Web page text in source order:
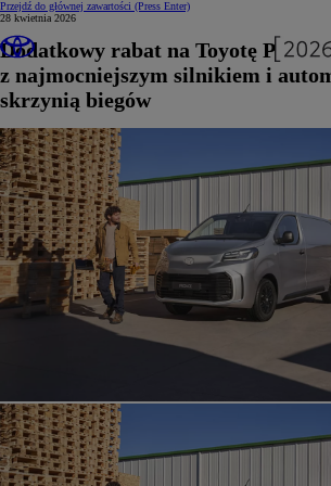
Przejdź do głównej zawartości (Press Enter)
28 kwietnia 2026
Dodatkowy rabat na Toyotę
z najmocniejszym silnikiem i
skrzynią biegów